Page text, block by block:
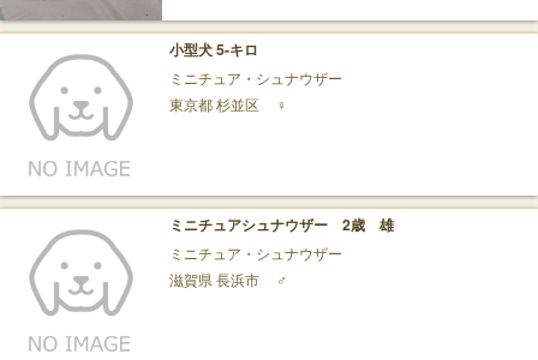
小型犬 5-キロ
ミニチュア・シュナウザー
東京都 杉並区
♀
ミニチュアシュナウザー 2歳 雄
ミニチュア・シュナウザー
滋賀県 長浜市
♂